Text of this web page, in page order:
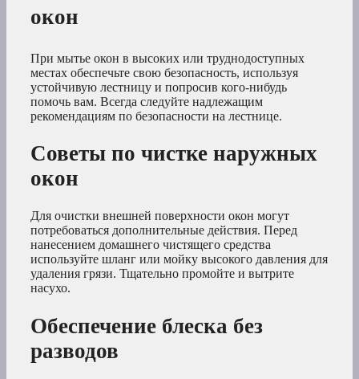
окон
При мытье окон в высоких или труднодоступных
местах обеспечьте свою безопасность, используя
устойчивую лестницу и попросив кого-нибудь
помочь вам. Всегда следуйте надлежащим
рекомендациям по безопасности на лестнице.
Советы по чистке наружных
окон
Для очистки внешней поверхности окон могут
потребоваться дополнительные действия. Перед
нанесением домашнего чистящего средства
используйте шланг или мойку высокого давления для
удаления грязи. Тщательно промойте и вытрите
насухо.
Обеспечение блеска без
разводов